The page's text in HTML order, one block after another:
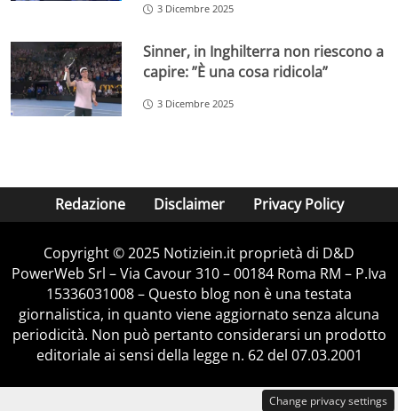
3 Dicembre 2025
Sinner, in Inghilterra non riescono a
capire: ”È una cosa ridicola”
3 Dicembre 2025
Redazione Disclaimer Privacy Policy
Copyright © 2025 Notiziein.it proprietà di D&D
PowerWeb Srl – Via Cavour 310 – 00184 Roma RM – P.Iva
15336031008 – Questo blog non è una testata
giornalistica, in quanto viene aggiornato senza alcuna
periodicità. Non può pertanto considerarsi un prodotto
editoriale ai sensi della legge n. 62 del 07.03.2001
Change privacy settings